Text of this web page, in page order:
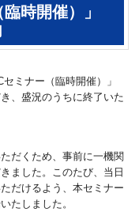
時開催）」
ミナー（臨時開催）」
、盛況のうちに終了いた
だくため、事前に一機関
ました。このたび、当日
だけるよう、本セミナー
たしました。